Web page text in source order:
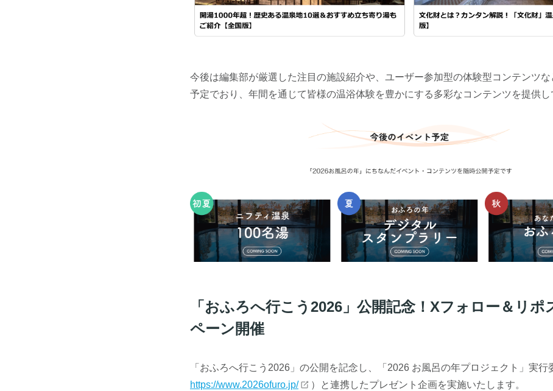
今後は編集部が厳選した注目の施設紹介や、ユーザー参加型の体験型コンテンツな
予定でおり、年間を通じて皆様の温浴体験を豊かにする多彩なコンテンツを提供し
「おふろへ行こう2026」公開記念！Xフォロー＆リポ
ペーン開催
「おふろへ行こう2026」の公開を記念し、「2026 お風呂の年プロジェクト」実行
https://www.2026ofuro.jp/
）と連携したプレゼント企画を実施いたします。